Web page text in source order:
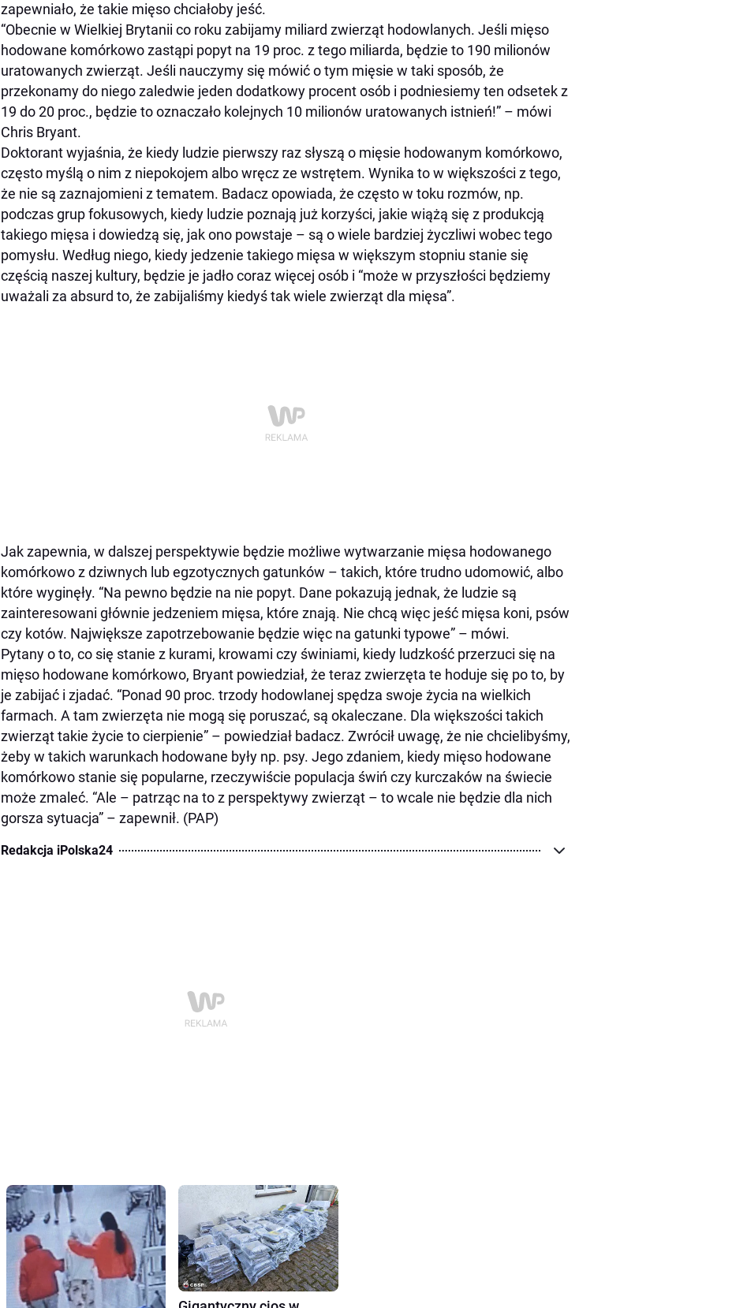
zapewniało, że takie mięso chciałoby jeść.
“Obecnie w Wielkiej Brytanii co roku zabijamy miliard zwierząt hodowlanych. Jeśli mięso
hodowane komórkowo zastąpi popyt na 19 proc. z tego miliarda, będzie to 190 milionów
uratowanych zwierząt. Jeśli nauczymy się mówić o tym mięsie w taki sposób, że
przekonamy do niego zaledwie jeden dodatkowy procent osób i podniesiemy ten odsetek z
19 do 20 proc., będzie to oznaczało kolejnych 10 milionów uratowanych istnień!” – mówi
Chris Bryant.
Doktorant wyjaśnia, że kiedy ludzie pierwszy raz słyszą o mięsie hodowanym komórkowo,
często myślą o nim z niepokojem albo wręcz ze wstrętem. Wynika to w większości z tego,
że nie są zaznajomieni z tematem. Badacz opowiada, że często w toku rozmów, np.
podczas grup fokusowych, kiedy ludzie poznają już korzyści, jakie wiążą się z produkcją
takiego mięsa i dowiedzą się, jak ono powstaje – są o wiele bardziej życzliwi wobec tego
pomysłu. Według niego, kiedy jedzenie takiego mięsa w większym stopniu stanie się
częścią naszej kultury, będzie je jadło coraz więcej osób i “może w przyszłości będziemy
uważali za absurd to, że zabijaliśmy kiedyś tak wiele zwierząt dla mięsa”.
Jak zapewnia, w dalszej perspektywie będzie możliwe wytwarzanie mięsa hodowanego
komórkowo z dziwnych lub egzotycznych gatunków – takich, które trudno udomowić, albo
które wyginęły. “Na pewno będzie na nie popyt. Dane pokazują jednak, że ludzie są
zainteresowani głównie jedzeniem mięsa, które znają. Nie chcą więc jeść mięsa koni, psów
czy kotów. Największe zapotrzebowanie będzie więc na gatunki typowe” – mówi.
Pytany o to, co się stanie z kurami, krowami czy świniami, kiedy ludzkość przerzuci się na
mięso hodowane komórkowo, Bryant powiedział, że teraz zwierzęta te hoduje się po to, by
je zabijać i zjadać. “Ponad 90 proc. trzody hodowlanej spędza swoje życia na wielkich
farmach. A tam zwierzęta nie mogą się poruszać, są okaleczane. Dla większości takich
zwierząt takie życie to cierpienie” – powiedział badacz. Zwrócił uwagę, że nie chcielibyśmy,
żeby w takich warunkach hodowane były np. psy. Jego zdaniem, kiedy mięso hodowane
komórkowo stanie się popularne, rzeczywiście populacja świń czy kurczaków na świecie
może zmaleć. “Ale – patrząc na to z perspektywy zwierząt – to wcale nie będzie dla nich
gorsza sytuacja” – zapewnił. (PAP)
Redakcja iPolska24